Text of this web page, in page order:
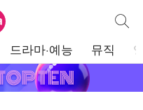
통합
드라마·예능 뮤직